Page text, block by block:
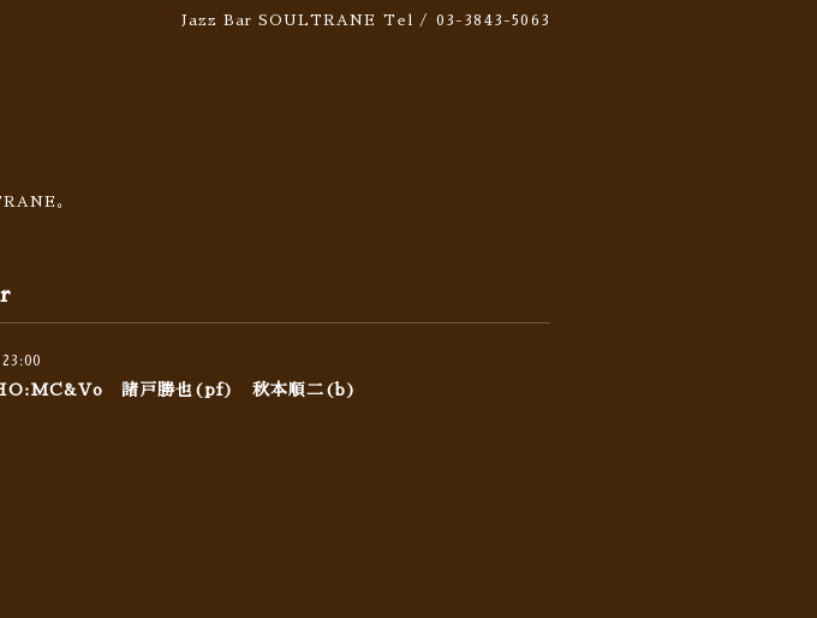
Jazz Bar SOULTRANE Tel / 03-3843-5063
。
諸戸勝也(pf) 秋本順二(b)